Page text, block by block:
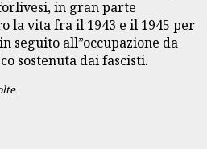
in gran parte
la vita fra il 1943 e il 1945 per
seguito all”occupazione da
sostenuta dai fascisti.